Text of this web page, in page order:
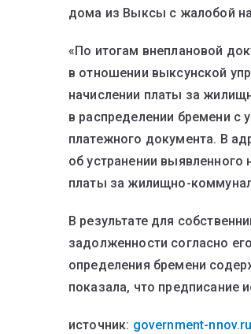
дома из Выксы с жалобой
«По итогам внеплановой
в отношении выксунской
начислении платы за
в распределении бремени с
платежного документа. В
об устранении
платы за жилищно-
В результате для
задолженности согласно
определения бремени
показала, что предписание
источник: government-nnov.ru